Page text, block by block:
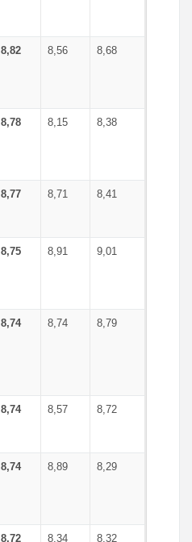
8,82 8,56 8,68
8,78 8,15 8,38
8,77 8,71 8,41
8,75 8,91 9,01
8,74 8,74 8,79
8,74 8,57 8,72
8,74 8,89 8,29
8,72 8,34 8,32